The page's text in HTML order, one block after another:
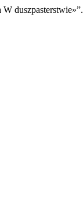
duszpasterstwie»”.